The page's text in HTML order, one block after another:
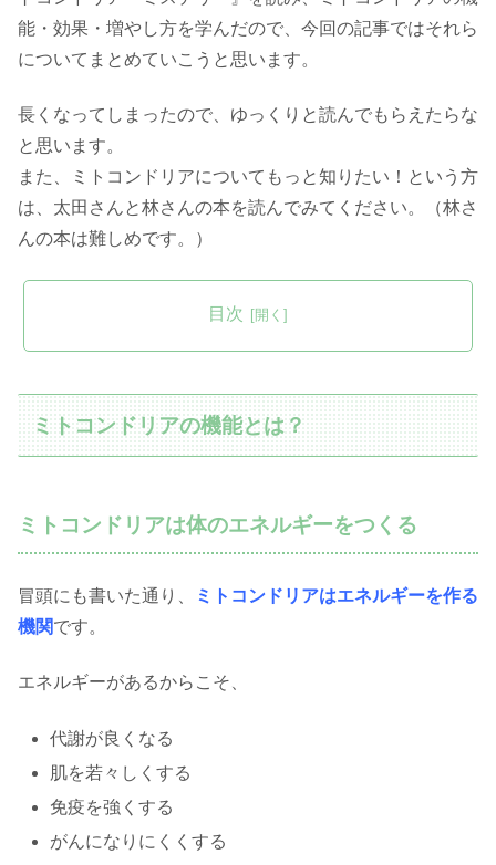
能・効果・増やし方を学んだので、今回の記事ではそれら
についてまとめていこうと思います。
長くなってしまったので、ゆっくりと読んでもらえたらな
と思います。
また、ミトコンドリアについてもっと知りたい！という方
は、太田さんと林さんの本を読んでみてください。（林さ
んの本は難しめです。）
目次
ミトコンドリアの機能とは？
ミトコンドリアは体のエネルギーをつくる
冒頭にも書いた通り、
ミトコンドリアはエネルギーを作る
機関です。
エネルギーがあるからこそ、
代謝が良くなる
肌を若々しくする
免疫を強くする
がんになりにくくする